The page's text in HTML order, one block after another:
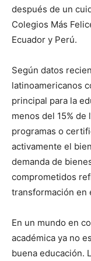
después de un
Colegios Más
Ecuador y Perú.
Según datos
latinoamericanos
principal para la
menos del 15%
programas o
activamente el
demanda de
comprometidos
transformación en
En un mundo en
académica ya no
buena educación.